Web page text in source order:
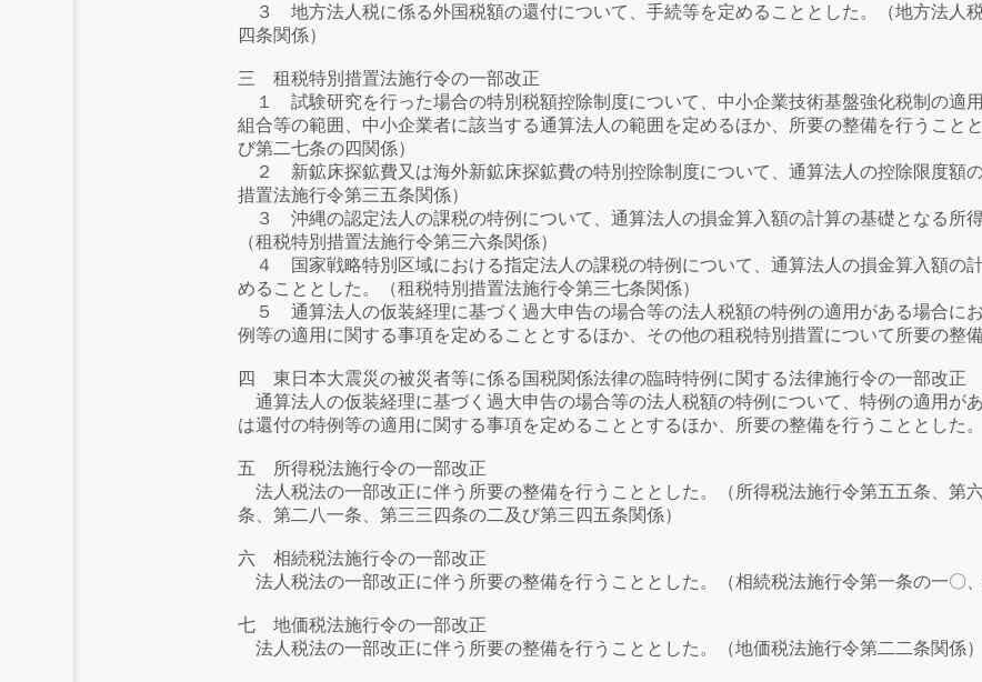
３ 地方法人税に係る外国税額の還付について、手続等を定めることとした。（地方法人
四条関係）
三 租税特別措置法施行令の一部改正
１ 試験研究を行った場合の特別税額控除制度について、中小企業技術基盤強化税制の適
組合等の範囲、中小企業者に該当する通算法人の範囲を定めるほか、所要の整備を行うこと
び第二七条の四関係）
２ 新鉱床探鉱費又は海外新鉱床探鉱費の特別控除制度について、通算法人の控除限度額
措置法施行令第三五条関係）
３ 沖縄の認定法人の課税の特例について、通算法人の損金算入額の計算の基礎となる所
（租税特別措置法施行令第三六条関係）
４ 国家戦略特別区域における指定法人の課税の特例について、通算法人の損金算入額の
めることとした。（租税特別措置法施行令第三七条関係）
５ 通算法人の仮装経理に基づく過大申告の場合等の法人税額の特例の適用がある場合に
例等の適用に関する事項を定めることとするほか、その他の租税特別措置について所要の整
四 東日本大震災の被災者等に係る国税関係法律の臨時特例に関する法律施行令の一部改正
通算法人の仮装経理に基づく過大申告の場合等の法人税額の特例について、特例の適用が
は還付の特例等の適用に関する事項を定めることとするほか、所要の整備を行うこととした。
五 所得税法施行令の一部改正
法人税法の一部改正に伴う所要の整備を行うこととした。（所得税法施行令第五五条、第
条、第二八一条、第三三四条の二及び第三四五条関係）
六 相続税法施行令の一部改正
法人税法の一部改正に伴う所要の整備を行うこととした。（相続税法施行令第一条の一〇
七 地価税法施行令の一部改正
法人税法の一部改正に伴う所要の整備を行うこととした。（地価税法施行令第二二条関係）